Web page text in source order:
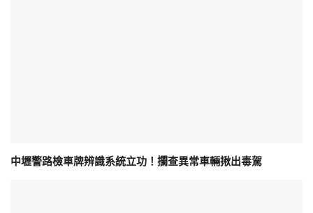
中壢警路檢車牌辨識系統立功！攔查異常車輛揪出毒駕